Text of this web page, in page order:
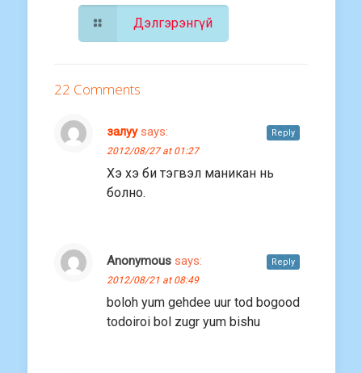
Дэлгэрэнгүй
22 Comments
залуу says:
2012/08/27 at 01:27
Хэ хэ би тэгвэл маникан нь
болно.
Reply
Anonymous says:
2012/08/21 at 08:49
boloh yum gehdee uur tod bogood
todoiroi bol zugr yum bishu
Reply